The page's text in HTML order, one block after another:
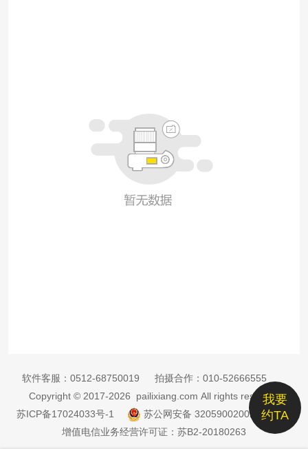
我要
约TA
软件客服： 0512-68750019 拍摄合作： 010-52666555
Copyright © 2017-2026 pailixiang.com All rights reserved
苏ICP备17024033号-1
苏公网安备 32059002002885号
增值电信业务经营许可证：苏B2-20180263